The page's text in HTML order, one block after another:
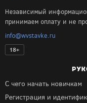
Независимый
принимаем оплату и не
info@wvstavke.ru
18+
С чего начать новичкам
Регистрация и